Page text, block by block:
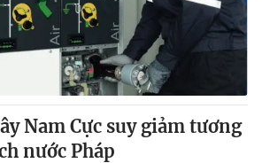
Nam Cực suy giảm tương
nước Pháp